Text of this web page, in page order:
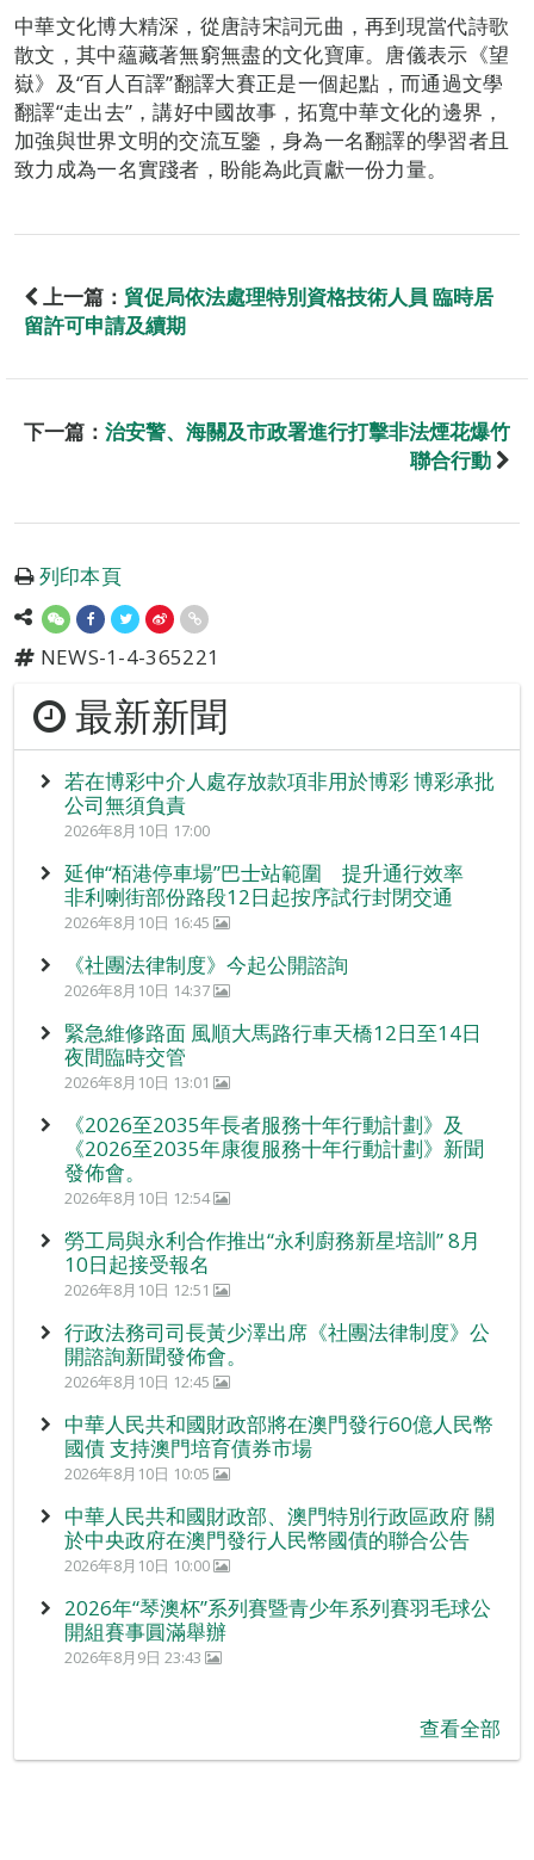
中華文化博大精深，從唐詩宋詞元曲，再到現當代詩歌
散文，其中蘊藏著無窮無盡的文化寶庫。唐儀表示《望
嶽》及“百人百譯”翻譯大賽正是一個起點，而通過文學
翻譯“走出去”，講好中國故事，拓寬中華文化的邊界，
加強與世界文明的交流互鑒，身為一名翻譯的學習者且
致力成為一名實踐者，盼能為此貢獻一份力量。
上一篇： 貿促局依法處理特別資格技術人員 臨時居
留許可申請及續期
下一篇： 治安警、海關及市政署進行打擊非法煙花爆竹
聯合行動
列印本頁
NEWS-1-4-365221
最新新聞
若在博彩中介人處存放款項非用於博彩 博彩承批
公司無須負責
2026年8月10日 17:00
延伸“栢港停車場”巴士站範圍 提升通行效率
非利喇街部份路段12日起按序試行封閉交通
2026年8月10日 16:45
《社團法律制度》今起公開諮詢
2026年8月10日 14:37
緊急維修路面 風順大馬路行車天橋12日至14日
夜間臨時交管
2026年8月10日 13:01
《2026至2035年長者服務十年行動計劃》及
《2026至2035年康復服務十年行動計劃》新聞
發佈會。
2026年8月10日 12:54
勞工局與永利合作推出“永利廚務新星培訓” 8月
10日起接受報名
2026年8月10日 12:51
行政法務司司長黃少澤出席《社團法律制度》公
開諮詢新聞發佈會。
2026年8月10日 12:45
中華人民共和國財政部將在澳門發行60億人民幣
國債 支持澳門培育債券市場
2026年8月10日 10:05
中華人民共和國財政部、澳門特別行政區政府 關
於中央政府在澳門發行人民幣國債的聯合公告
2026年8月10日 10:00
2026年“琴澳杯”系列賽暨青少年系列賽羽毛球公
開組賽事圓滿舉辦
2026年8月9日 23:43
查看全部